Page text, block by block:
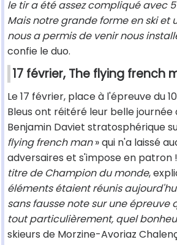
le tir a été assez compliqué avec
Mais notre grande forme en ski et
nous a permis de venir nous
confie le duo.
17 février, The flying french
Le 17 février, place à l'épreuve du 10
Bleus ont réitéré leur belle journée
Benjamin Daviet stratosphérique
flying french man» qui n'a laissé
adversaires et s'impose en patron
titre de Champion du monde,
éléments étaient réunis
sans fausse note sur une épreuve
tout particulièrement, quel
skieurs de Morzine-Avoriaz